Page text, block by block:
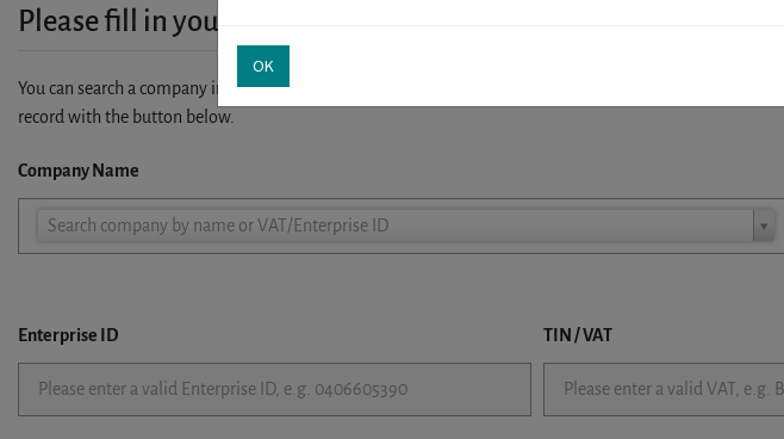
Please fill in your company details
You can search a company in our database by name, VAT or enterprise ID. When a company is
record with the button below.
Company Name
Search company by name or VAT/Enterprise ID
Company
Enterprise ID TIN / VAT
OK